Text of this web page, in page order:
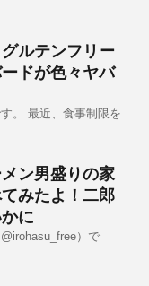
グルテンフリー
ドが色々ヤバ
。 最近、食事制限を
メン男盛りの家
みたよ！二郎
に
）で